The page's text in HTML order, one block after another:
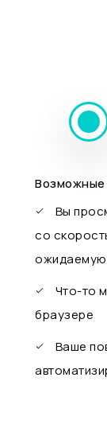
Возможные
Вы
со
ожидаемую
Что-то
браузере
Ваше